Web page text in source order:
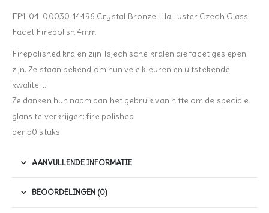
FP1-04-00030-14496 Crystal Bronze Lila Luster Czech Glass
Facet Firepolish 4mm
Firepolished kralen zijn Tsjechische kralen die facet geslepen
zijn. Ze staan bekend om hun vele kleuren en uitstekende
kwaliteit.
Ze danken hun naam aan het gebruik van hitte om de speciale
glans te verkrijgen: fire polished
per 50 stuks
AANVULLENDE INFORMATIE
BEOORDELINGEN (0)